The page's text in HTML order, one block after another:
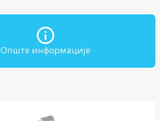
Опште информације